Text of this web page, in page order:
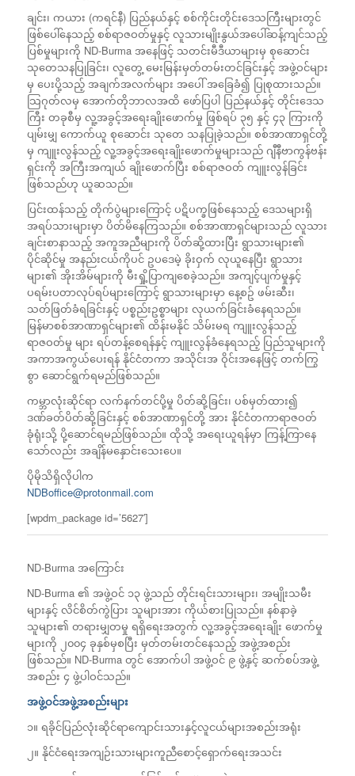
ချင်း၊ ကယား (ကရင်နီ) ပြည်နယ်နှင့် စစ်ကိုင်းတိုင်းဒေသကြီးများတွင်
ဖြစ်ပေါ်နေသည့် စစ်ရာဇဝတ်မှုနှင့် လူသားမျိုးနွယ်အပေါ်ဆန့်ကျင်သည့်
ပြစ်မှုများကို ND-Burma အနေဖြင့် သတင်းမီဒီယာများမှ စုဆောင်း
သုတေသနပြုခြင်း၊ လူတွေ့ မေးမြန်းမှတ်တမ်းတင်ခြင်းနှင့် အဖွဲ့ဝင်များ
မှ ပေးပို့သည့် အချက်အလက်များ အပေါ် အခြေခံ၍ ပြုစုထားသည်။
သြဂုတ်လမှ အောက်တိုဘာလအထိ ဖော်ပြပါ ပြည်နယ်နှင့် တိုင်းဒေသ
ကြီး တခုစီမှ လူ့အခွင့်အရေးချိုးဖောက်မှု ဖြစ်ရပ် ၃၅ နှင့် ၄၃ ကြားကို
ပျမ်းမျှ ကောက်ယူ စုဆောင်း သုတေ သနပြုခဲ့သည်။ စစ်အာဏာရှင်တို့
မှ ကျူးလွန်သည့် လူ့အခွင့်အရေးချိုးဖောက်မှုများသည် ဂျီနီဗာကွန်ဗန်း
ရှင်းကို အကြီးအကျယ် ချိုးဖောက်ပြီး စစ်ရာဇဝတ် ကျူးလွန်ခြင်း
ဖြစ်သည်ဟု ယူဆသည်။
ပြင်းထန်သည့် တိုက်ပွဲများကြောင့် ပဋိပက္ခဖြစ်နေသည့် ဒေသများရှိ
အရပ်သားများမှာ ပိတ်မိနေကြသည်။ စစ်အာဏာရှင်များသည် လူသား
ချင်းစာနာသည့် အကူအညီများကို ပိတ်ဆို့ထားပြီး ရွာသားများ၏
ပိုင်ဆိုင်မှု အနည်းငယ်ကိုပင် ဥပဒေမဲ့ ခိုးဝှက် လုယူနေပြီး ရွာသား
များ၏ အိုးအိမ်များကို မီးရှို့ပြာကျစေခဲ့သည်။ အကျင့်ပျက်မှုနှင့်
ပရမ်းပတာလုပ်ရပ်များကြောင့် ရွာသားများမှာ နေ့စဥ် ဖမ်းဆီး၊
သတ်ဖြတ်ခံရခြင်းနှင့် ပစ္စည်းဥစ္စာများ လုယက်ခြင်းခံနေရသည်။
မြန်မာစစ်အာဏာရှင်များ၏ ထိန်းမနိုင် သိမ်းမရ ကျူးလွန်သည့်
ရာဇဝတ်မှု များ ရပ်တန့်စေရန်နှင့် ကျူးလွန်ခံနေရသည့် ပြည်သူများကို
အကာအကွယ်ပေးရန် နိုင်ငံတကာ အသိုင်းအ ဝိုင်းအနေဖြင့် တက်ကြွ
စွာ ဆောင်ရွက်ရမည်ဖြစ်သည်။
ကမ္ဘာလုံးဆိုင်ရာ လက်နက်တင်ပို့မှု ပိတ်ဆို့ခြင်း၊ ပစ်မှတ်ထား၍
ဒဏ်ခတ်ပိတ်ဆို့ခြင်းနှင့် စစ်အာဏာရှင်တို့ အား နိုင်ငံတကာရာဇဝတ်
ခုံရုံးသို့ ပို့ဆောင်ရမည်ဖြစ်သည်။ ထိုသို့ အရေးယူရန်မှာ ကြန့်ကြာနေ
သော်လည်း အချိန်မနှောင်းသေးပေ။
ပိုမိုသိရှိလိုပါက
NDBoffice@protonmail.com
[wpdm_package id=’5627′]
ND-Burma အကြောင်း
ND-Burma ၏ အဖွဲ့ဝင် ၁၃ ဖွဲ့သည် တိုင်းရင်းသားများ၊ အမျိုးသမီး
များနှင့် လိင်စိတ်ကွဲပြား သူများအား ကိုယ်စားပြုသည်။ နစ်နာခဲ့
သူများ၏ တရားမျှတမှု ရရှိရေးအတွက် လူ့အခွင့်အရေးချိုး ဖောက်မှု
များကို ၂၀၀၄ ခုနှစ်မှစပြီး မှတ်တမ်းတင်နေသည့် အဖွဲ့အစည်း
ဖြစ်သည်။ ND-Burma တွင် အောက်ပါ အဖွဲ့ဝင် ၉ ဖွဲ့နှင့် ဆက်စပ်အဖွဲ့
အစည်း ၄ ဖွဲ့ပါဝင်သည်။
အဖွဲ့ဝင်အဖွဲ့အစည်းများ
၁။ ရခိုင်ပြည်လုံးဆိုင်ရာကျောင်းသားနှင့်လူငယ်များအစည်းအရုံး
၂။ နိုင်ငံရေးအကျဉ်းသားများကူညီစောင့်ရှောက်ရေးအသင်း